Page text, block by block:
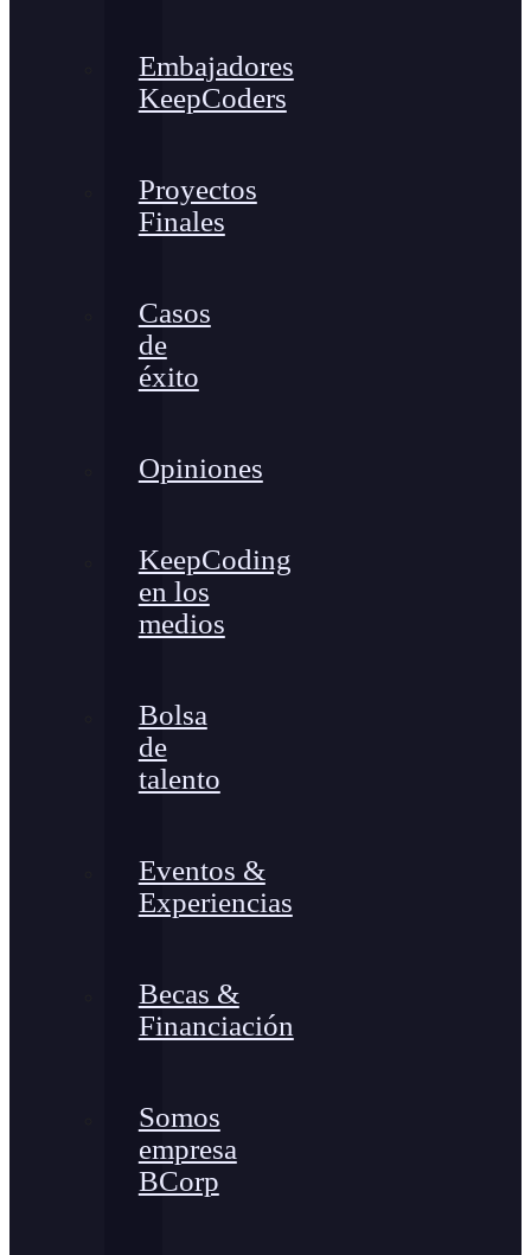
Embajadores
KeepCoders
Proyectos
Finales
Casos
de
éxito
Opiniones
KeepCoding
en los
medios
Bolsa
de
talento
Eventos &
Experiencias
Becas &
Financiación
Somos
empresa
BCorp